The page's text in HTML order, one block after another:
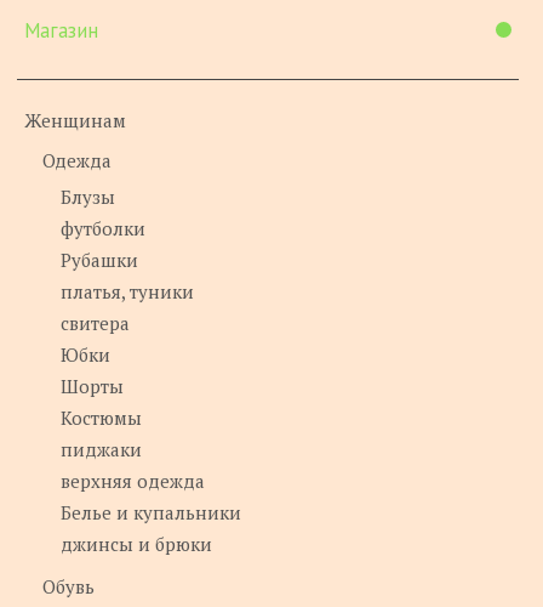
Магазин
Женщинам
Одежда
Блузы
футболки
Рубашки
платья, туники
свитера
Юбки
Шорты
Костюмы
пиджаки
верхняя одежда
Белье и купальники
джинсы и брюки
Обувь